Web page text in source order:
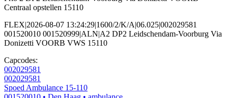
Centraal opstellen 15110
FLEX|2026-08-07 13:24:29|1600/2/K/A|06.025|002029581
001520010 001520999|ALN|A2 DP2 Leidschendam-Voorburg Via
Donizetti VOORB VWS 15110
Capcodes:
002029581
002029581
Spoed Ambulance 15-110